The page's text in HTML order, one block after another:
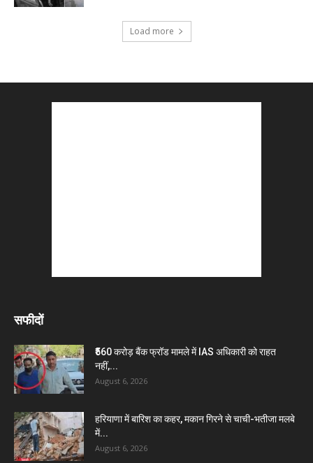
Load more
सफीदों
₹560 करोड़ बैंक फ्रॉड मामले में IAS अधिकारी को राहत
नहीं,...
August 6, 2026
हरियाणा में बारिश का कहर, मकान गिरने से चाची-भतीजा मलबे
में...
August 6, 2026